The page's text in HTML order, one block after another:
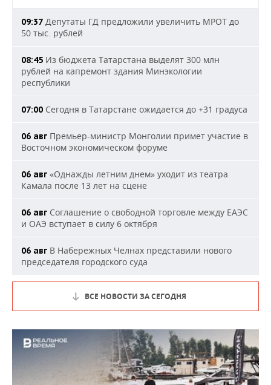
09:37 Депутаты ГД предложили увеличить МРОТ до
50 тыс. рублей
08:45 Из бюджета Татарстана выделят 300 млн
рублей на капремонт здания Минэкологии
республики
07:00 Сегодня в Татарстане ожидается до +31 градуса
06 авг Премьер-министр Монголии примет участие в
Восточном экономическом форуме
06 авг «Однажды летним днем» уходит из театра
Камала после 13 лет на сцене
06 авг Соглашение о свободной торговле между ЕАЭС
и ОАЭ вступает в силу 6 октября
06 авг В Набережных Челнах представили нового
председателя городского суда
ВСЕ НОВОСТИ ЗА СЕГОДНЯ